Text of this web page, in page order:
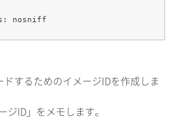
するためのイメージIDを作成しま
ジID」をメモします。